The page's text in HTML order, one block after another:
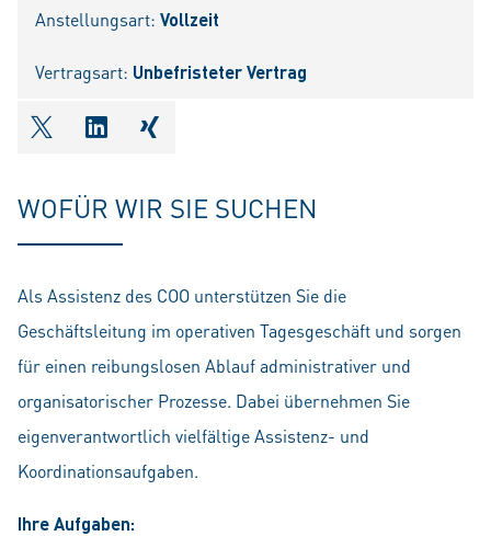
Anstellungsart: Vollzeit
Vertragsart: Unbefristeter Vertrag
shareOntwitter
shareOnlinkedIn
shareOnxing
WOFÜR WIR SIE SUCHEN
Als Assistenz des COO unterstützen Sie die
Geschäftsleitung im operativen Tagesgeschäft und sorgen
für einen reibungslosen Ablauf administrativer und
organisatorischer Prozesse. Dabei übernehmen Sie
eigenverantwortlich vielfältige Assistenz- und
Koordinationsaufgaben.
Ihre Aufgaben: